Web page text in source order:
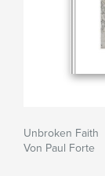
Unbroken Faith
Von Paul Forte